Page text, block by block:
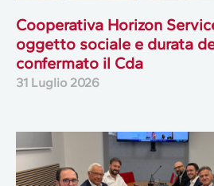
Cooperativa Horizon
oggetto sociale e durata
confermato il Cda
31 Luglio 2026